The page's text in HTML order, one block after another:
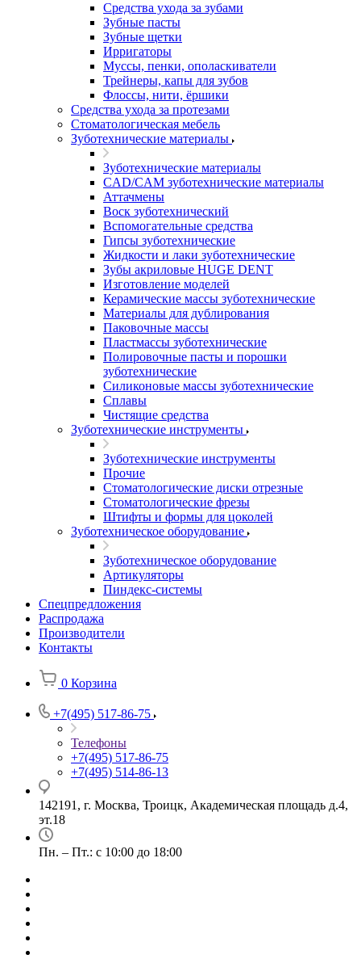
Средства ухода за зубами
Зубные пасты
Зубные щетки
Ирригаторы
Муссы, пенки, ополаскиватели
Трейнеры, капы для зубов
Флоссы, нити, ёршики
Средства ухода за протезами
Стоматологическая мебель
Зуботехнические материалы
Зуботехнические материалы
CAD/CAM зуботехнические материалы
Аттачмены
Воск зуботехнический
Вспомогательные средства
Гипсы зуботехнические
Жидкости и лаки зуботехнические
Зубы акриловые HUGE DENT
Изготовление моделей
Керамические массы зуботехнические
Материалы для дублирования
Паковочные массы
Пластмассы зуботехнические
Полировочные пасты и порошки
зуботехнические
Силиконовые массы зуботехнические
Сплавы
Чистящие средства
Зуботехнические инструменты
Зуботехнические инструменты
Прочие
Стоматологические диски отрезные
Стоматологические фрезы
Штифты и формы для цоколей
Зуботехническое оборудование
Зуботехническое оборудование
Артикуляторы
Пиндекс-системы
Спецпредложения
Распродажа
Производители
Контакты
0 Корзина
+7(495) 517-86-75
Телефоны
+7(495) 517-86-75
+7(495) 514-86-13
142191, г. Москва, Троицк, Академическая площадь д.4,
эт.18
Пн. – Пт.: с 10:00 до 18:00